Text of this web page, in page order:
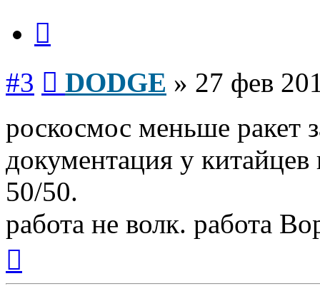
#3 DODGE » 27 фев
роскосмос меньше ракет
документация у китайцев
50/50.
работа не волк. работа
началу